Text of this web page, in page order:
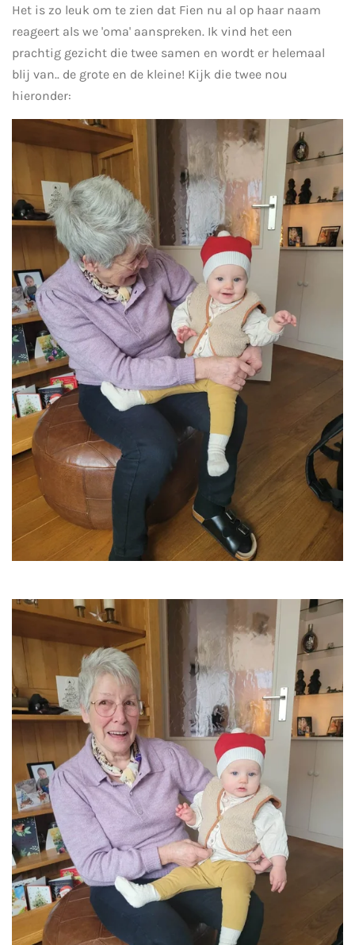
Het is zo leuk om te zien dat Fien nu al op haar naam
reageert als we 'oma' aanspreken. Ik vind het een
prachtig gezicht die twee samen en wordt er helemaal
blij van.. de grote en de kleine! Kijk die twee nou
hieronder: